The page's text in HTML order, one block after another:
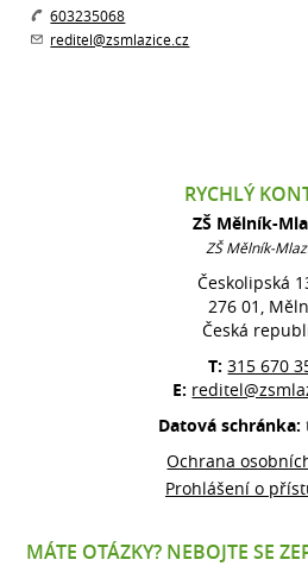
603235068
reditel@zsmlazice.cz
RYCHLÝ
ZŠ Mělník-
ZŠ Mělník-
Českolipská
276 01,
Česká
T:315 670
E:
Datová schránka:
Ochrana
Prohlášení o
MÁTE OTÁZKY? NEBOJTE SE